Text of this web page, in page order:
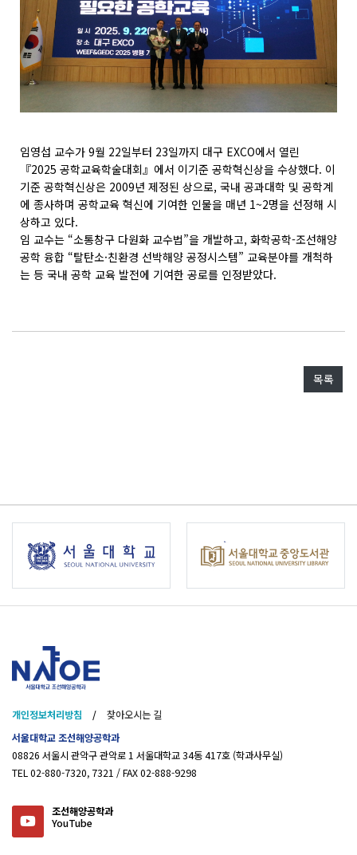
임영섭 교수가 9월 22일부터 23일까지 대구 EXCO에서 열린
『2025 공학교육학술대회』에서 이기준 공학혁신상을 수상했다. 이
기준 공학혁신상은 2009년 제정된 상으로, 국내 공과대학 및 공학계
에 종사하며 공학교육 혁신에 기여한 인물을 매년 1~2명을 선정해 시
상하고 있다.
임 교수는 “소통창구 다원화 교수법”을 개발하고, 화학공학-조선해양
공학 융합 “탈탄소·친환경 선박해양 공정시스템” 교육분야를 개척하
는 등 국내 공학 교육 발전에 기여한 공로를 인정받았다.
목록
개인정보처리방침 /
찾아오시는 길
서울대학교 조선해양공학과
08826 서울시 관악구 관악로 1 서울대학교 34동 417호 (학과사무실)
TEL 02-880-7320, 7321 / FAX 02-888-9298
조선해양공학과
YouTube